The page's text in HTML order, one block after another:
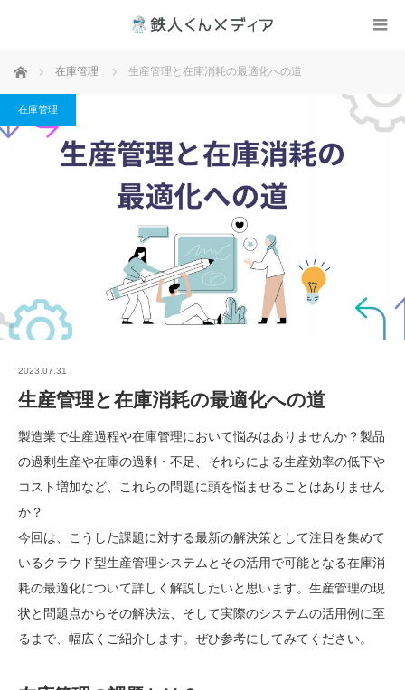
ホーム 在庫管理 生産管理と在庫消耗の最適化への道
在庫管理
2023.07.31
生産管理と在庫消耗の最適化への道
製造業で生産過程や在庫管理において悩みはありませんか？製品
の過剰生産や在庫の過剰・不足、それらによる生産効率の低下や
コスト増加など、これらの問題に頭を悩ませることはありません
か？
今回は、こうした課題に対する最新の解決策として注目を集めて
いるクラウド型生産管理システムとその活用で可能となる在庫消
耗の最適化について詳しく解説したいと思います。生産管理の現
状と問題点からその解決法、そして実際のシステムの活用例に至
るまで、幅広くご紹介します。ぜひ参考にしてみてください。